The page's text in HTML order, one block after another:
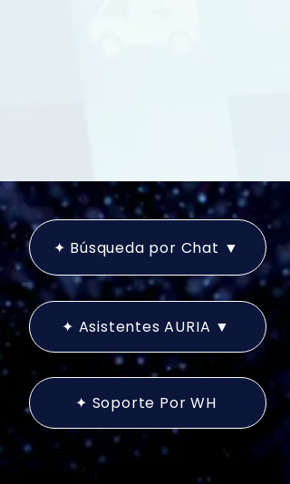
✦ Búsqueda por Chat ▼
✦ Asistentes AURIA ▼
✦ Soporte Por WH